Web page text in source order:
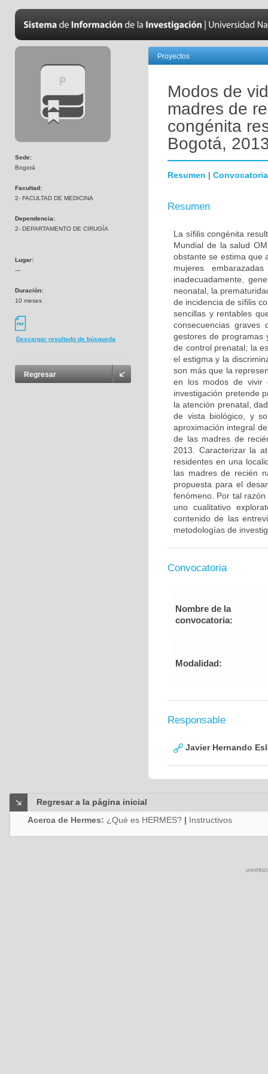
Sede:
Bogotá
Facultad:
2- FACULTAD DE MEDICINA
Dependencia:
2- DEPARTAMENTO DE CIRUGÍA
Lugar:
---
Duración:
10 meses
Descargar resultado de búsqueda
Regresar
Proyectos
Modos de
madres de
congénita
Bogotá,
Resumen | Convocatoria
Resumen
La sífilis congénita
Mundial de la salud
obstante se estima que
mujeres
inadecuadamente,
neonatal, la
de incidencia de sífilis
sencillas y rentables
consecuencias
gestores de programas
de control prenatal; la
el estigma y la
son más que la
en los modos de vivir
investigación pretende
la atención prenatal,
de vista biológico, y
aproximación integral
de las madres de
2013. Caracterizar la
residentes en una
las madres de recién
propuesta para el
fenómeno. Por tal
uno cualitativo
contenido de las
metodologías de
Convocatoria
Nombre de la
convocatoria:
Modalidad:
Responsable
Javier Hernando
Regresar a la página inicial
Acerca de Hermes: ¿Qué es HERMES? | Instructivos